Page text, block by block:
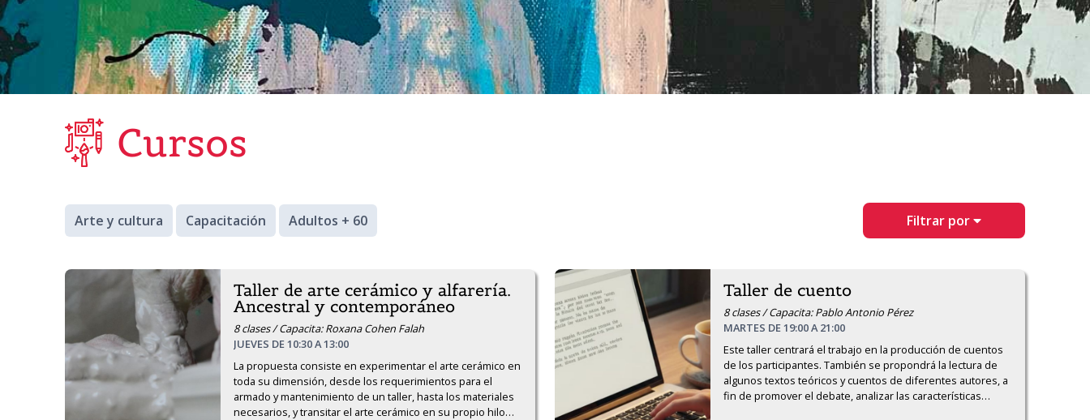
Cursos
Arte y cultura Capacitación Adultos + 60 Filtrar por
Taller de arte cerámico y alfarería.
Ancestral y contemporáneo
8 clases / Capacita: Roxana Cohen Falah
JUEVES DE 10:30 A 13:00
La propuesta consiste en experimentar el arte cerámico en
toda su dimensión, desde los requerimientos para el
armado y mantenimiento de un taller, hasta los materiales
necesarios, y transitar el arte cerámico en su propio hilo…
Taller de cuento
8 clases / Capacita: Pablo Antonio Pérez
MARTES DE 19:00 A 21:00
Este taller centrará el trabajo en la producción de cuentos
de los participantes. También se propondrá la lectura de
algunos textos teóricos y cuentos de diferentes autores, a
fin de promover el debate, analizar las características…